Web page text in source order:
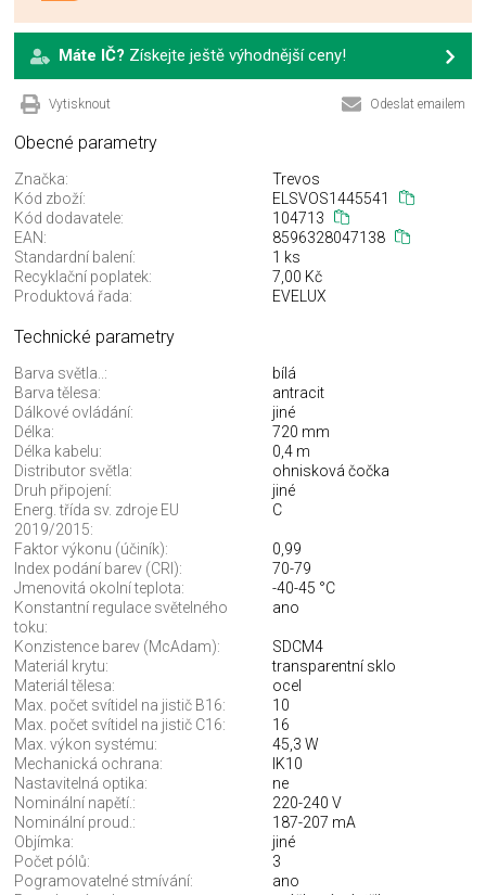
Máte IČ? Získejte ještě výhodnější ceny!
Vytisknout Odeslat emailem
Obecné parametry
Značka:
Trevos
Kód zboží:
ELSVOS1445541
Kód dodavatele:
104713
EAN:
8596328047138
Standardní balení:
1 ks
Recyklační poplatek:
7,00 Kč
Produktová řada:
EVELUX
Technické parametry
Barva světla..:
bílá
Barva tělesa:
antracit
Dálkové ovládání:
jiné
Délka:
720 mm
Délka kabelu:
0,4 m
Distributor světla:
ohnisková čočka
Druh připojení:
jiné
Energ. třída sv. zdroje EU
2019/2015:
C
Faktor výkonu (účiník):
0,99
Index podání barev (CRI):
70-79
Jmenovitá okolní teplota:
-40-45 °C
Konstantní regulace světelného
toku:
ano
Konzistence barev (McAdam):
SDCM4
Materiál krytu:
transparentní sklo
Materiál tělesa:
ocel
Max. počet svítidel na jistič B16:
10
Max. počet svítidel na jistič C16:
16
Max. výkon systému:
45,3 W
Mechanická ochrana:
IK10
Nastavitelná optika:
ne
Nominální napětí.:
220-240 V
Nominální proud.:
187-207 mA
Objímka:
jiné
Počet pólů:
3
Pogramovatelné stmívání:
ano